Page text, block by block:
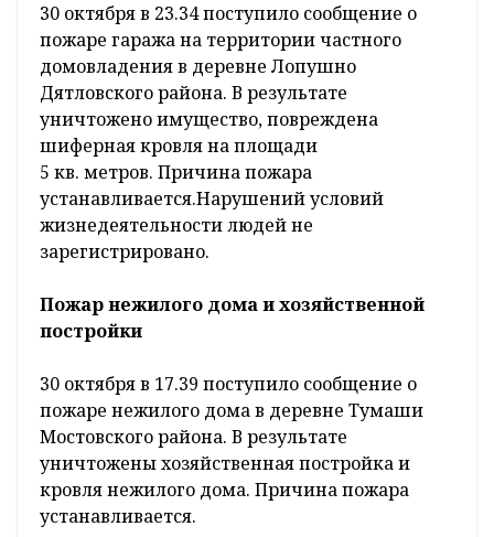
30 октября в 23.34 поступило сообщение о
пожаре гаража на территории частного
домовладения в деревне Лопушно
Дятловского района. В результате
уничтожено имущество, повреждена
шиферная кровля на площади
5 кв. метров. Причина пожара
устанавливается.Нарушений условий
жизнедеятельности людей не
зарегистрировано.
Пожар нежилого дома и хозяйственной
постройки
30 октября в 17.39 поступило сообщение о
пожаре нежилого дома в деревне Тумаши
Мостовского района. В результате
уничтожены хозяйственная постройка и
кровля нежилого дома. Причина пожара
устанавливается.